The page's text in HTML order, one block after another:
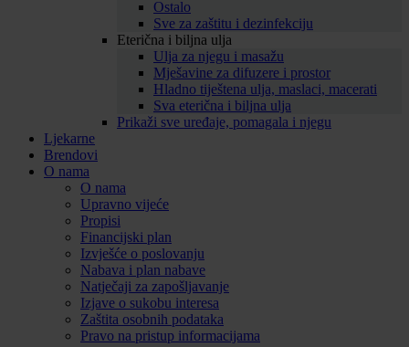
Ostalo
Sve za zaštitu i dezinfekciju
Eterična i biljna ulja
Ulja za njegu i masažu
Mješavine za difuzere i prostor
Hladno tiještena ulja, maslaci, macerati
Sva eterična i biljna ulja
Prikaži sve uređaje, pomagala i njegu
Ljekarne
Brendovi
O nama
O nama
Upravno vijeće
Propisi
Financijski plan
Izvješće o poslovanju
Nabava i plan nabave
Natječaji za zapošljavanje
Izjave o sukobu interesa
Zaštita osobnih podataka
Pravo na pristup informacijama